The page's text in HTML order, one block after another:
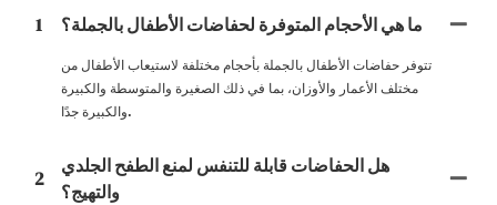
1 ما هي الأحجام المتوفرة لحفاضات الأطفال بالجملة؟
تتوفر حفاضات الأطفال بالجملة بأحجام مختلفة لاستيعاب الأطفال من
مختلف الأعمار والأوزان، بما في ذلك الصغيرة والمتوسطة والكبيرة
والكبيرة جدًا.
2
هل الحفاضات قابلة للتنفس لمنع الطفح الجلدي
والتهيج؟